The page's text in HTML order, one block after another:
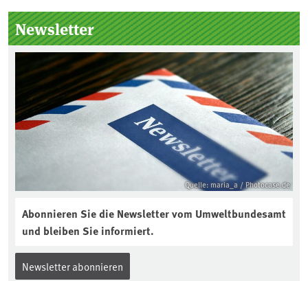
Seitenleiste
Newsletter
Quelle: maria_a / Photocase.de
Abonnieren Sie die Newsletter vom Umweltbundesamt
und bleiben Sie informiert.
Newsletter abonnieren